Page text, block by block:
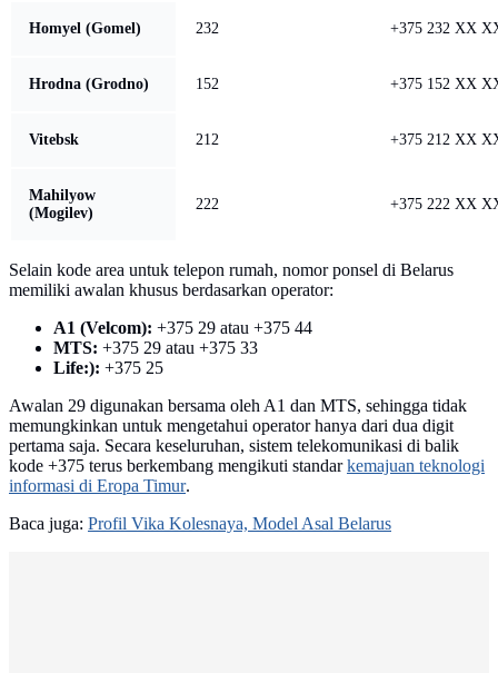
Homyel (Gomel) 232 +375 232 XX
Hrodna (Grodno) 152 +375 152 XX
Vitebsk 212 +375 212 XX
Mahilyow
(Mogilev)
222 +375 222 XX
Selain kode area untuk telepon rumah, nomor ponsel di Belarus
memiliki awalan khusus berdasarkan operator:
A1 (Velcom): +375 29 atau +375 44
MTS: +375 29 atau +375 33
Life:): +375 25
Awalan 29 digunakan bersama oleh A1 dan MTS, sehingga tidak
memungkinkan untuk mengetahui operator hanya dari dua digit
pertama saja. Secara keseluruhan, sistem telekomunikasi di balik
kode +375 terus berkembang mengikuti standarkemajuan teknologi
informasi di Eropa Timur.
Baca juga: Profil Vika Kolesnaya, Model Asal Belarus